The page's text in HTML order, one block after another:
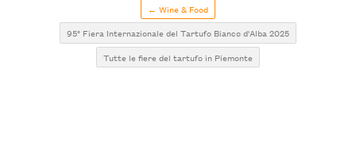
← Wine & Food
95° Fiera Internazionale del Tartufo Bianco d'Alba 2025
Tutte le fiere del tartufo in Piemonte